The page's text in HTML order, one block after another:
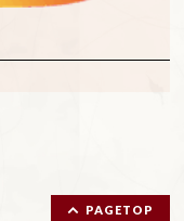
PAGETOP